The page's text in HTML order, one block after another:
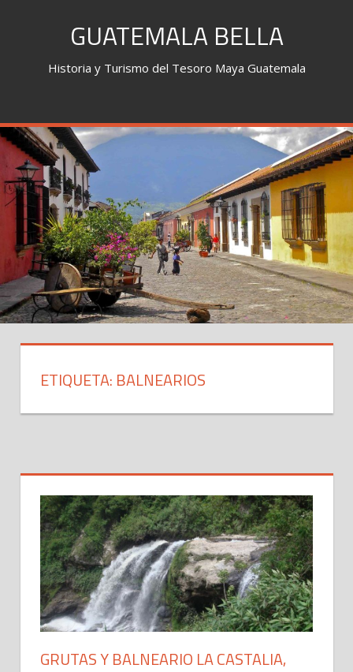
GUATEMALA BELLA
Historia y Turismo del Tesoro Maya Guatemala
ETIQUETA: BALNEARIOS
GRUTAS Y BALNEARIO LA CASTALIA,